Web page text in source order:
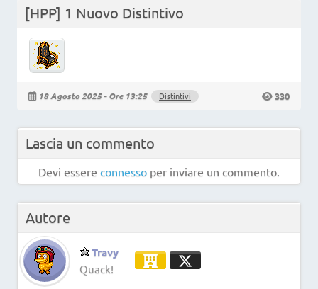
[HPP] 1 Nuovo Distintivo
18 Agosto 2025 - Ore 13:25 Distintivi 330
Lascia un commento
Devi essere connesso per inviare un commento.
Autore
Travy
Quack!